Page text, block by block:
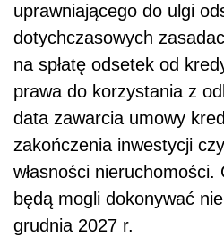
uprawniającego do ulgi
dotychczasowych
na spłatę odsetek od
prawa do korzystania z
data zawarcia umowy
zakończenia inwestycji
własności
będą mogli dokonywać
grudnia 2027 r.